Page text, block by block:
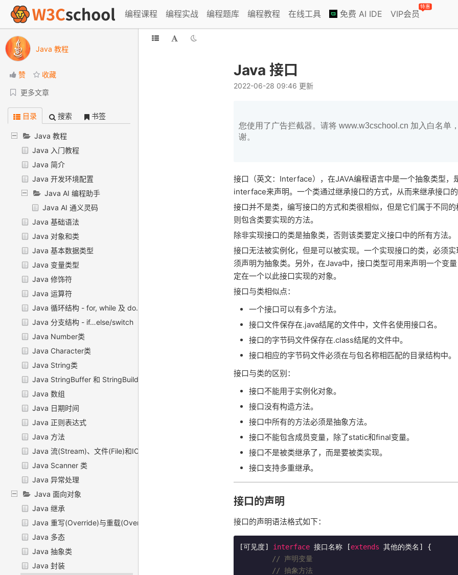
编程课程 编程实战 编程题库 编程教程 在线工具 免费 AI IDE VIP会员
特惠
Java 教程
赞 收藏
更多文章
目录 搜索 书签
Java 教程
Java 入门教程
Java 简介
Java 开发环境配置
Java AI 编程助手
Java AI 通义灵码
Java 基础语法
Java 对象和类
Java 基本数据类型
Java 变量类型
Java 修饰符
Java 运算符
Java 循环结构 - for, while 及 do…while
Java 分支结构 - if…else/switch
Java Number类
Java Character类
Java String类
Java StringBuffer 和 StringBuilder 类
Java 数组
Java 日期时间
Java 正则表达式
Java 方法
Java 流(Stream)、文件(File)和IO
Java Scanner 类
Java 异常处理
Java 面向对象
Java 继承
Java 重写(Override)与重载(Overload)
Java 多态
Java 抽象类
Java 封装
Java 接口
2022-06-28 09:46 更新
您使用了广告拦截器。请将 www.w3cschool.cn 加入白名单
谢。
接口（英文：Interface），在JAVA编程语言中是一个抽象类型，
interface来声明。一个类通过继承接口的方式，从而来继承接口
接口并不是类，编写接口的方式和类很相似，但是它们属于不同
则包含类要实现的方法。
除非实现接口的类是抽象类，否则该类要定义接口中的所有方法。
接口无法被实例化，但是可以被实现。一个实现接口的类，必须
须声明为抽象类。另外，在Java中，接口类型可用来声明一个变
定在一个以此接口实现的对象。
接口与类相似点：
一个接口可以有多个方法。
接口文件保存在.java结尾的文件中，文件名使用接口名。
接口的字节码文件保存在.class结尾的文件中。
接口相应的字节码文件必须在与包名称相匹配的目录结构中。
接口与类的区别：
接口不能用于实例化对象。
接口没有构造方法。
接口中所有的方法必须是抽象方法。
接口不能包含成员变量，除了static和final变量。
接口不是被类继承了，而是要被类实现。
接口支持多重继承。
接口的声明
接口的声明语法格式如下：
[可见度] interface 接口名称 [extends 其他的类名] {
// 声明变量
// 抽象方法